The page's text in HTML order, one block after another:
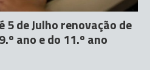
de Julho renovação de
ano e do 11.º ano